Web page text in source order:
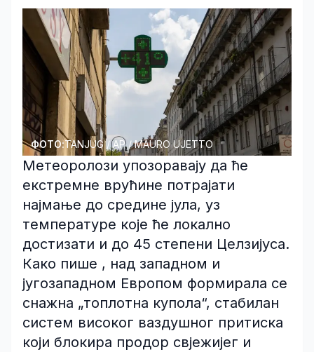
ФОТО:TANJUG / AP / MAURO UJETTO
Метеоролози упозоравају да ће
екстремне врућине потрајати
најмање до средине јула, уз
температуре које ће локално
достизати и до 45 степени Целзијуса.
Како пише , над западном и
југозападном Европом формирала се
снажна „топлотна купола“, стабилан
систем високог ваздушног притиска
који блокира продор свјежијег и